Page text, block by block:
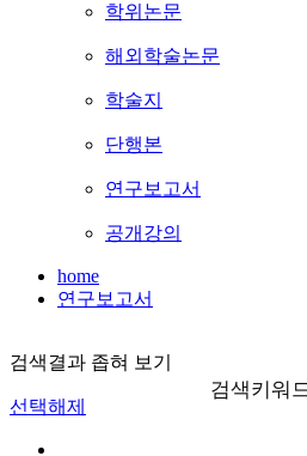
학위논문
해외학술논문
학술지
단행본
연구보고서
공개강의
home
연구보고서
검색결과 좁혀 보기
선택해제
검색키워